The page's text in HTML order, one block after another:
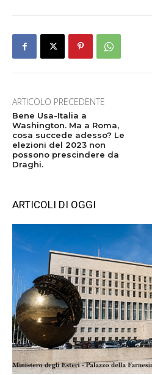
ARTICOLO PRECEDENTE
Bene Usa-Italia a
Washington. Ma a Roma,
cosa succede adesso? Le
elezioni del 2023 non
possono prescindere da
Draghi.
ARTICOLI DI OGGI